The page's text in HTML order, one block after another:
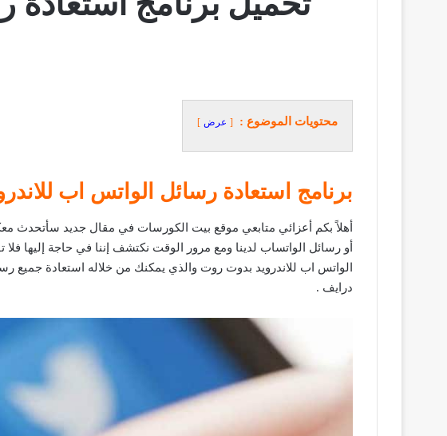
محتويات الموضوع : عرض
برنامج استعادة رسائل الواتس اب
أهلاً بكم أعزائي متابعي موقع بيت الكورسات في مقال جديد سأتحدث
أو رسائل الواتساب لدينا ومع مرور الوقت نكتشف إننا في حاجة إليها
الواتس اب للاندرويد بدوت روت والذي يمكنك من خلاله استعادة
درايف .